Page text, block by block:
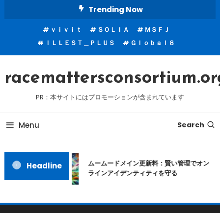
Trending Now
ｖｉｖｉｔ ＳＯＬＩＡ
ＭＳＦＪ
ＩＬＬＥＳＴ＿ＰＬＵＳ
Ｇｌｏｂａｌ８
PR：本サイトにはプロモーションが含まれています
Menu Search
Headline
ムームードメイン更新料：賢い管理でオン
ラインアイデンティティを守る